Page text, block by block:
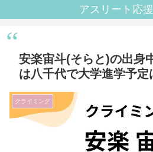
アスリート応
安楽宙斗(そらと)の出身
は八千代で大学進学予定
クライミング